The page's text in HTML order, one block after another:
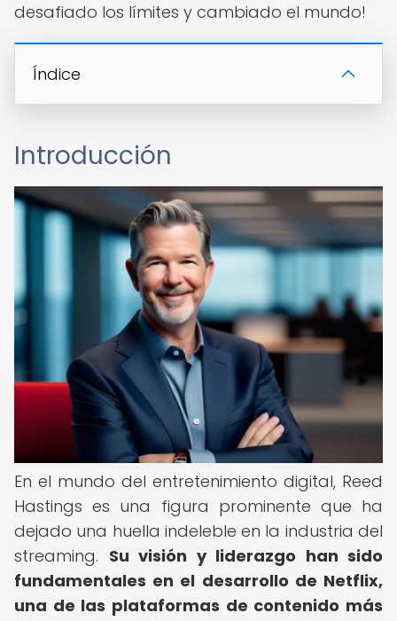
desafiado los límites y cambiado el mundo!
Índice
Introducción
En el mundo del entretenimiento digital, Reed
Hastings es una figura prominente que ha
dejado una huella indeleble en la industria del
streaming. Su visión y liderazgo han sido
fundamentales en el desarrollo de Netflix,
una de las plataformas de contenido más